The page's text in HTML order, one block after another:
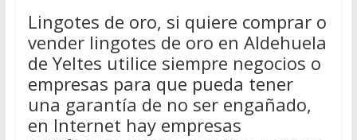
Lingotes de oro, si quiere comprar o
vender lingotes de oro en Aldehuela
de Yeltes utilice siempre negocios o
empresas para que pueda tener
una garantía de no ser engañado,
en Internet hay empresas